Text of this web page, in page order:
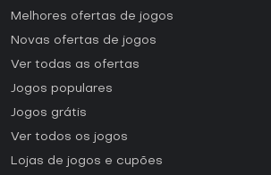
Melhores ofertas de jogos
Novas ofertas de jogos
Ver todas as ofertas
Jogos populares
Jogos grátis
Ver todos os jogos
Lojas de jogos e cupões